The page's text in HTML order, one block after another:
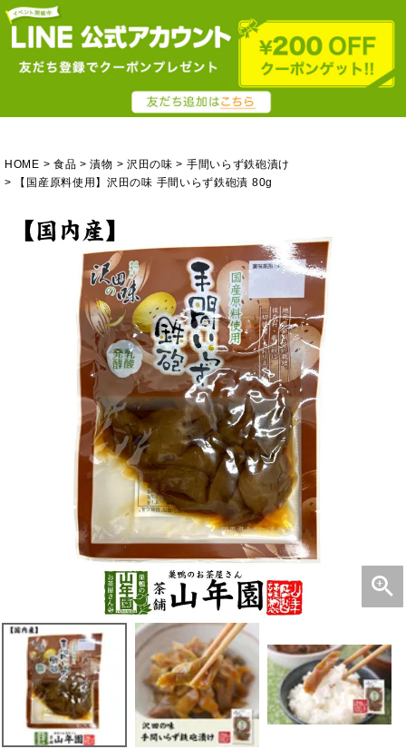
HOME 食品 漬物 沢田の味
手間いらず鉄砲漬け
【国産原料使用】沢田の味 手間いらず鉄砲漬 80g